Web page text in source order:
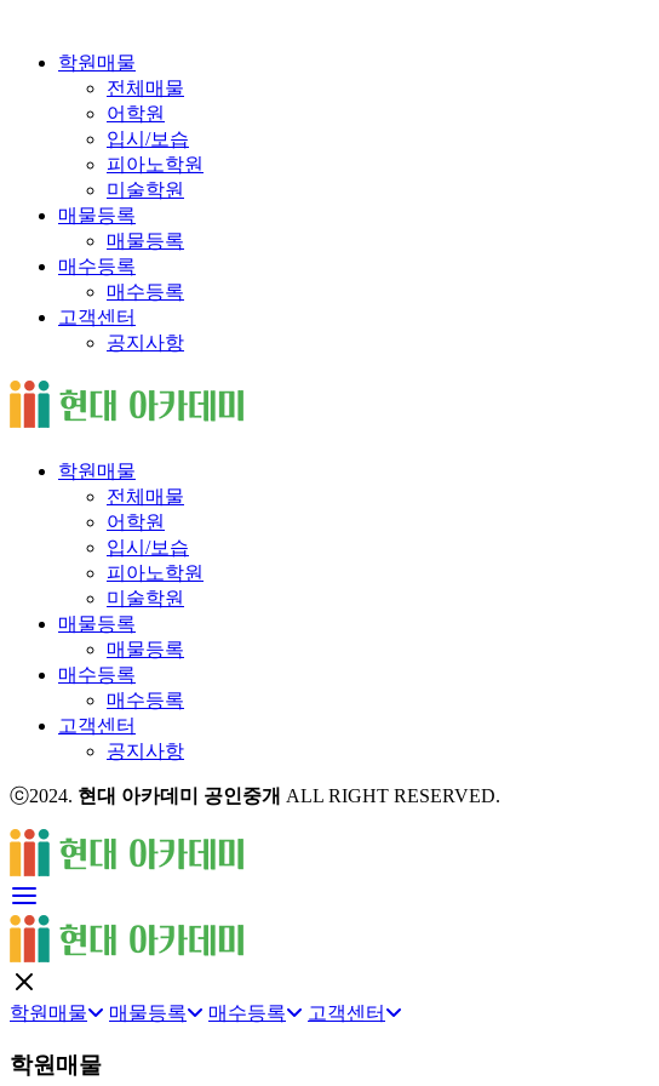
학원매물
전체매물
어학원
입시/보습
피아노학원
미술학원
매물등록
매물등록
매수등록
매수등록
고객센터
공지사항
학원매물
전체매물
어학원
입시/보습
피아노학원
미술학원
매물등록
매물등록
매수등록
매수등록
고객센터
공지사항
ⓒ2024. 현대 아카데미 공인중개 ALL RIGHT RESERVED.
학원매물 매물등록 매수등록 고객센터
학원매물